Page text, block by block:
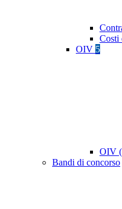
Costi
OIV 5
OIV
Bandi di concorso